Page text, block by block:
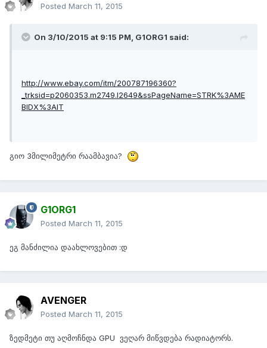
Posted March 11, 2015
On 3/10/2015 at 9:15 PM, G1ORG1 said:
http://www.ebay.com/itm/200787196360?
_trksid=p2060353.m2749.l2649&ssPageName=STRK%3AME
BIDX%3AIT
გიო 3მილიმეტრი რაამბავია?
G1ORG1
Posted March 11, 2015
ეგ მანძილია დაახლოვებით :დ
AVENGER
Posted March 11, 2015
ზედმეტი თუ აღმოჩნდა GPU ვეღარ მიწვდება რადიატორს.